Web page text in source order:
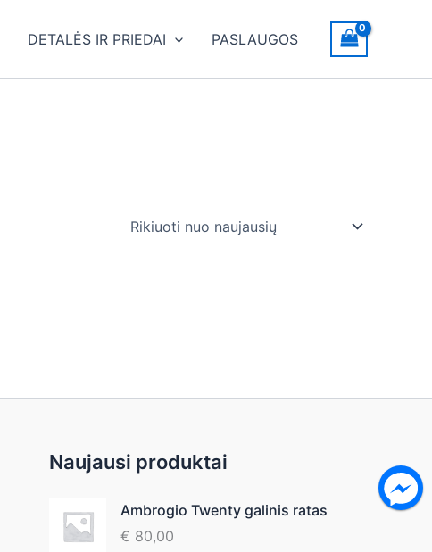
DETALĖS IR PRIEDAI PASLAUGOS
Naujausi produktai
Ambrogio Twenty galinis ratas
€ 80,00